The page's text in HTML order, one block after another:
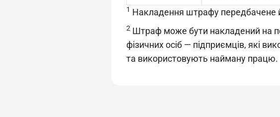
1 Накладення штрафу передбачене
2 Штраф може бути накладений на
фізичних осіб — підприємців, які
та використовують найману працю.